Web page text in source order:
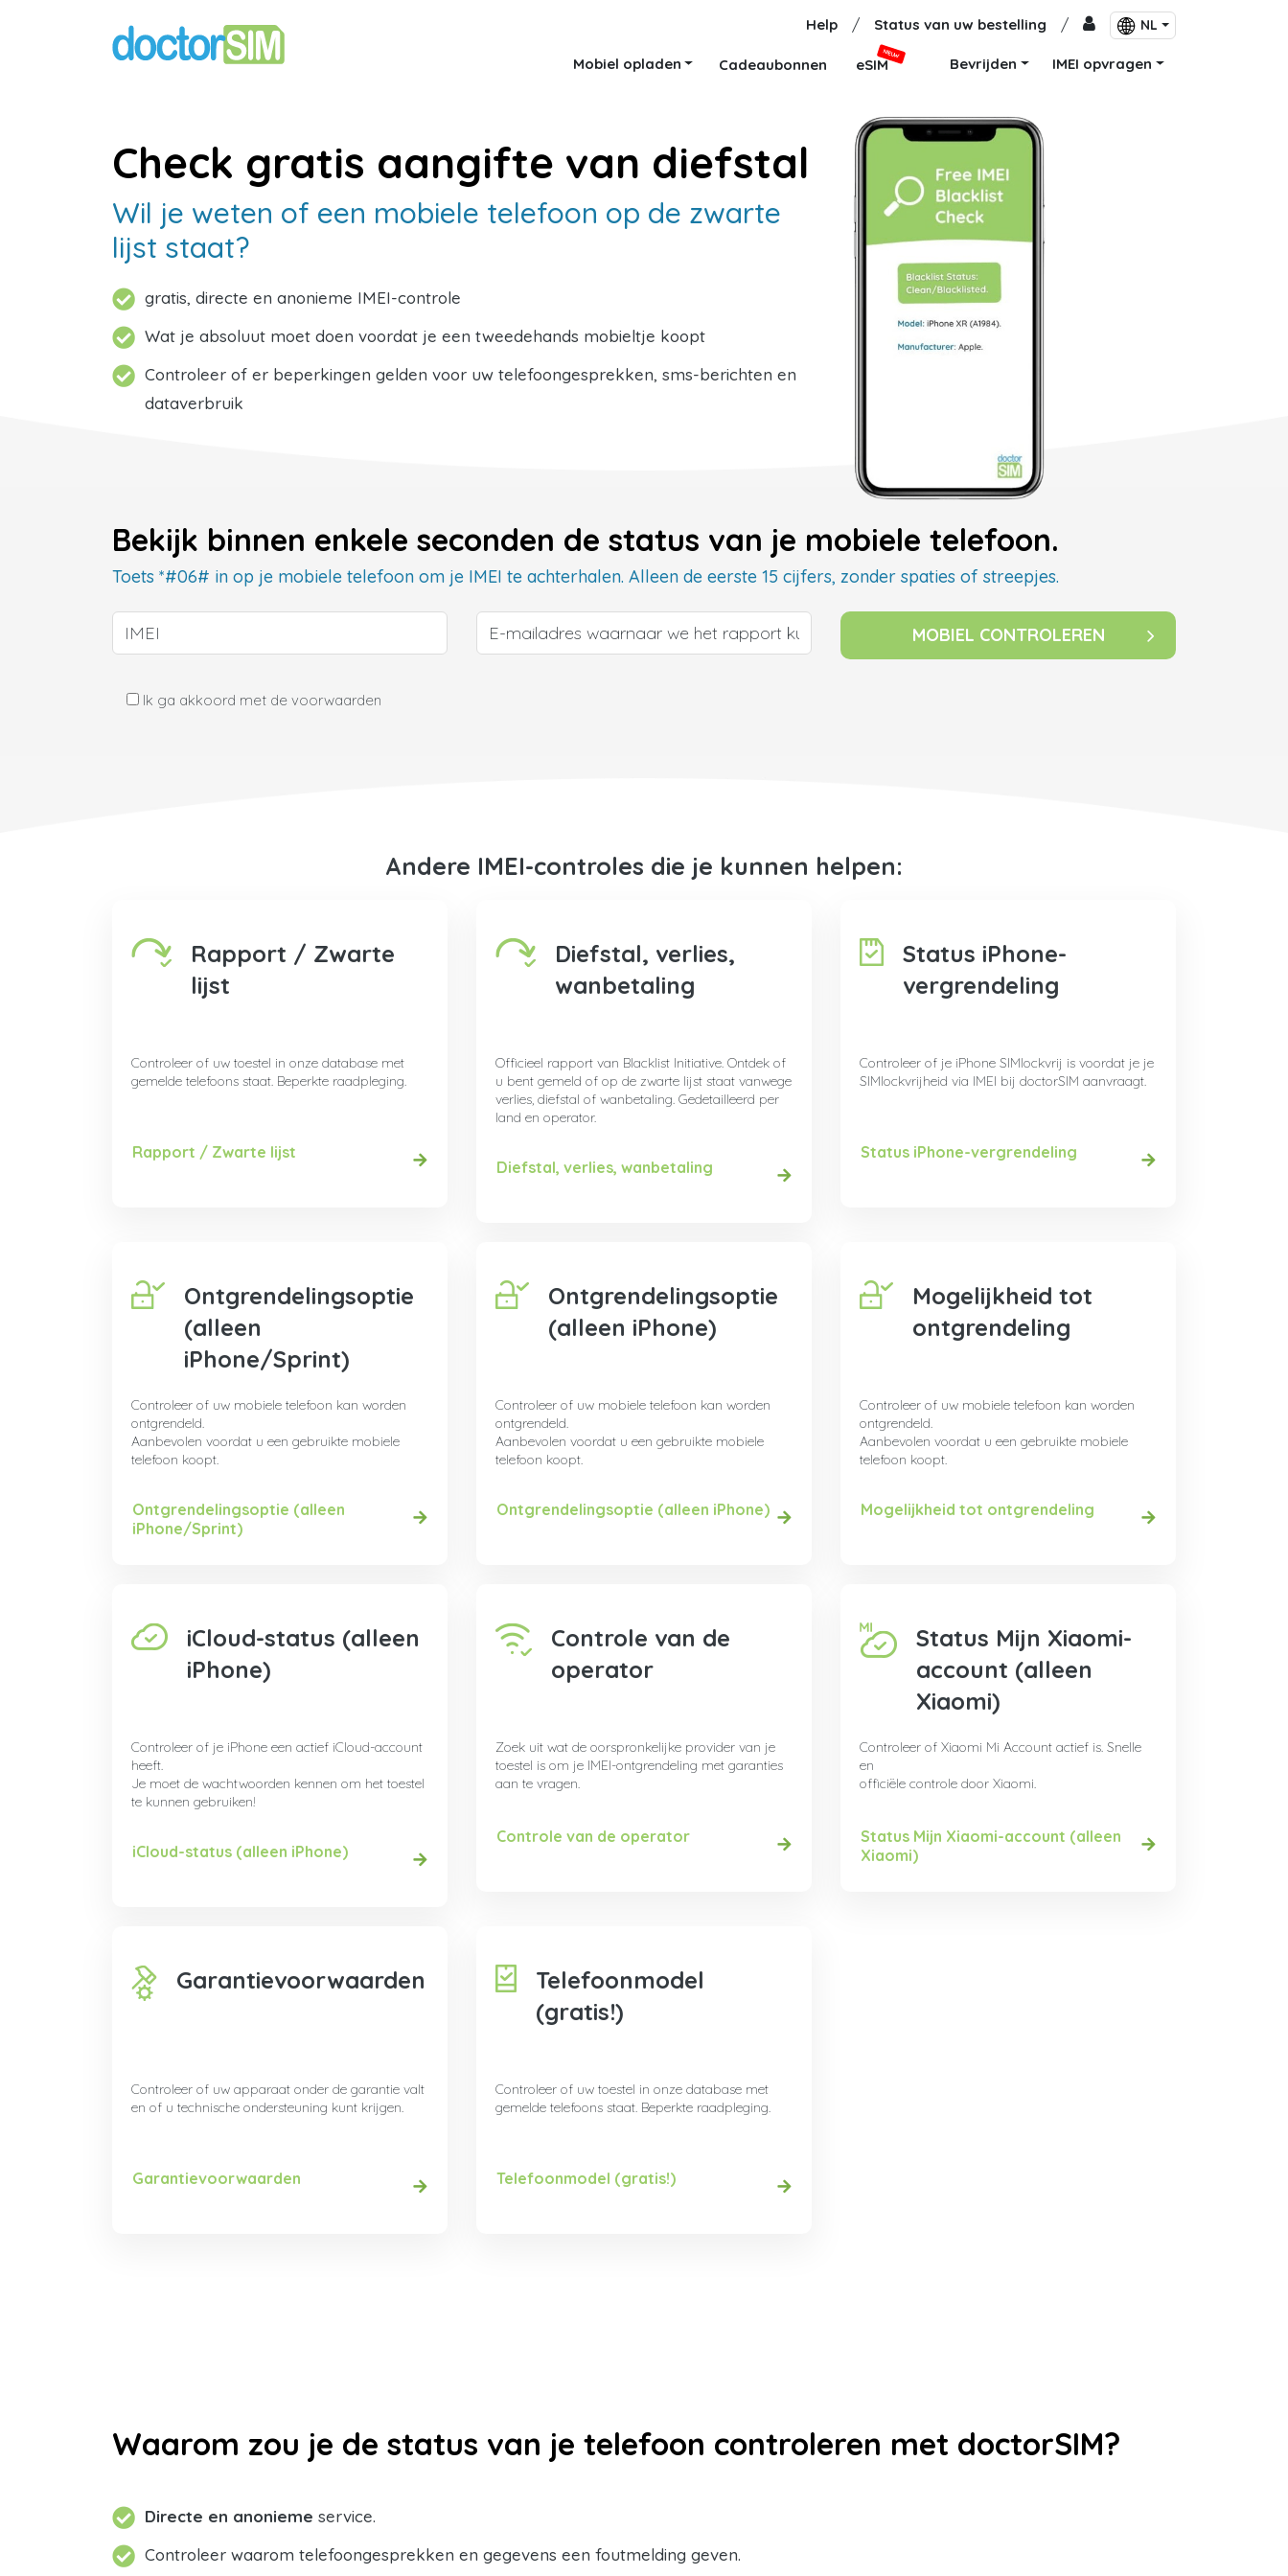
Help / Status van uw bestelling / NL
Mobiel opladen Cadeaubonnen eSIM
NIEUW
Bevrijden IMEI opvragen
Check gratis aangifte van diefstal
Wil je weten of een mobiele telefoon op de zwarte
lijst staat?
gratis, directe en anonieme IMEI-controle
Wat je absoluut moet doen voordat je een tweedehands mobieltje koopt
Controleer of er beperkingen gelden voor uw telefoongesprekken, sms-berichten en
dataverbruik
Bekijk binnen enkele seconden de status van je mobiele telefoon.
Toets *#06# in op je mobiele telefoon om je IMEI te achterhalen. Alleen de eerste 15 cijfers, zonder spaties of streepjes.
MOBIEL CONTROLEREN
Ik ga akkoord met de voorwaarden
Andere IMEI-controles die je kunnen helpen:
Rapport / Zwarte
lijst
Controleer of uw toestel in onze database met
gemelde telefoons staat. Beperkte raadpleging.
Rapport / Zwarte lijst
Diefstal, verlies,
wanbetaling
Officieel rapport van Blacklist Initiative. Ontdek of
u bent gemeld of op de zwarte lijst staat vanwege
verlies, diefstal of wanbetaling. Gedetailleerd per
land en operator.
Diefstal, verlies, wanbetaling
Status iPhone-
vergrendeling
Controleer of je iPhone SIMlockvrij is voordat je je
SIMlockvrijheid via IMEI bij doctorSIM aanvraagt.
Status iPhone-vergrendeling
Ontgrendelingsoptie
(alleen
iPhone/Sprint)
Controleer of uw mobiele telefoon kan worden
ontgrendeld.
Aanbevolen voordat u een gebruikte mobiele
telefoon koopt.
Ontgrendelingsoptie (alleen
iPhone/Sprint)
Ontgrendelingsoptie
(alleen iPhone)
Controleer of uw mobiele telefoon kan worden
ontgrendeld.
Aanbevolen voordat u een gebruikte mobiele
telefoon koopt.
Ontgrendelingsoptie (alleen iPhone)
Mogelijkheid tot
ontgrendeling
Controleer of uw mobiele telefoon kan worden
ontgrendeld.
Aanbevolen voordat u een gebruikte mobiele
telefoon koopt.
Mogelijkheid tot ontgrendeling
iCloud-status (alleen
iPhone)
Controleer of je iPhone een actief iCloud-account
heeft.
Je moet de wachtwoorden kennen om het toestel
te kunnen gebruiken!
iCloud-status (alleen iPhone)
Controle van de
operator
Zoek uit wat de oorspronkelijke provider van je
toestel is om je IMEI-ontgrendeling met garanties
aan te vragen.
Controle van de operator
Status Mijn Xiaomi-
account (alleen
Xiaomi)
Controleer of Xiaomi Mi Account actief is. Snelle
en
officiële controle door Xiaomi.
Status Mijn Xiaomi-account (alleen
Xiaomi)
Garantievoorwaarden
Controleer of uw apparaat onder de garantie valt
en of u technische ondersteuning kunt krijgen.
Garantievoorwaarden
Telefoonmodel
(gratis!)
Controleer of uw toestel in onze database met
gemelde telefoons staat. Beperkte raadpleging.
Telefoonmodel (gratis!)
Waarom zou je de status van je telefoon controleren met doctorSIM?
Directe en anonieme service.
Controleer waarom telefoongesprekken en gegevens een foutmelding geven.